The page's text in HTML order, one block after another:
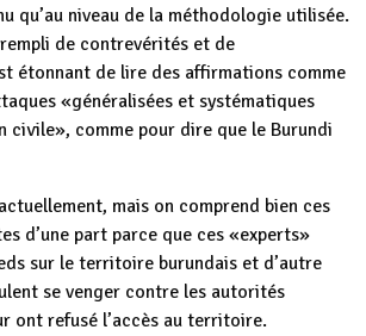
qu’au niveau de la méthodologie utilisée.
de contrevérités et de
étonnant de lire des affirmations comme
«généralisées et systématiques
civile», comme pour dire que le Burundi
mais on comprend bien ces
d’une part parce que ces «experts»
sur le territoire burundais et d’autre
se venger contre les autorités
ont refusé l’accès au territoire.